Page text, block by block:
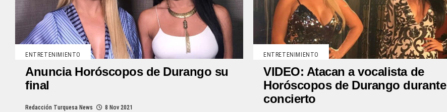
ENTRETENIMIENTO
Anuncia Horóscopos de Durango su
final
Redacción Turquesa News 8 Nov 2021
ENTRETENIMIENTO
VIDEO: Atacan a vocalista de
Horóscopos de Durango durante
concierto